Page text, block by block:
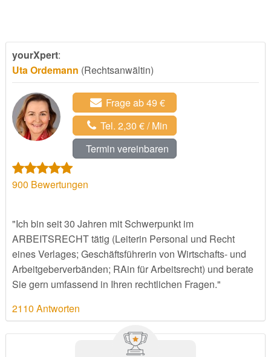
yourXpert:
Uta Ordemann (Rechtsanwältin)
Frage ab 49 €
Tel. 2,30 € / Min
Termin vereinbaren
900 Bewertungen
"Ich bin seit 30 Jahren mit Schwerpunkt im
ARBEITSRECHT tätig (Leiterin Personal und Recht
eines Verlages; Geschäftsführerin von Wirtschafts- und
Arbeitgeberverbänden; RAin für Arbeitsrecht) und berate
Sie gern umfassend in Ihren rechtlichen Fragen."
2110 Antworten